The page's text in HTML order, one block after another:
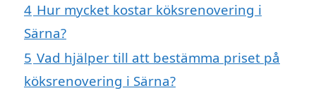
4 Hur mycket kostar köksrenovering i
Särna?
5 Vad hjälper till att bestämma priset på
köksrenovering i Särna?